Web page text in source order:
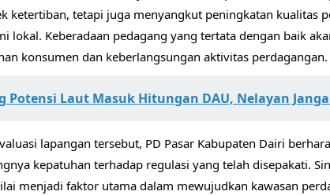
ketertiban, tetapi juga menyangkut peningkatan kualitas
lokal. Keberadaan pedagang yang tertata dengan baik
konsumen dan keberlangsungan aktivitas perdagangan.
Potensi Laut Masuk Hitungan DAU, Nelayan
lapangan tersebut, PD Pasar Kabupaten Dairi
kepatuhan terhadap regulasi yang telah disepakati.
menjadi faktor utama dalam mewujudkan kawasan